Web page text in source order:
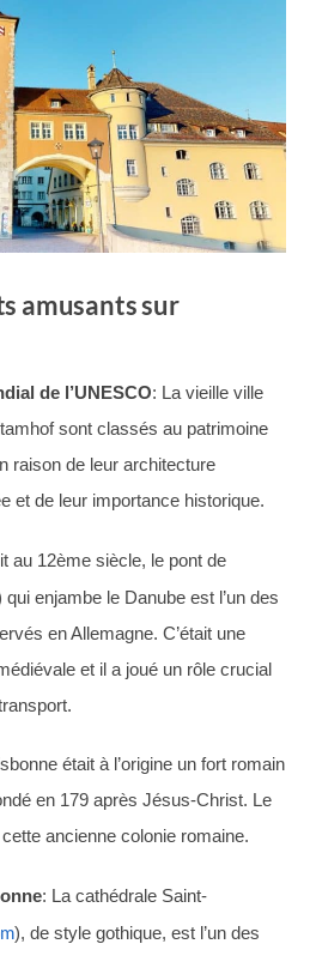
amusants sur
de l’UNESCO: La vieille ville
sont classés au patrimoine
raison de leur architecture
et de leur importance historique.
au 12ème siècle, le pont de
qui enjambe le Danube est l’un des
en Allemagne. C’était une
et il a joué un rôle crucial
était à l’origine un fort romain
en 179 après Jésus-Christ. Le
ancienne colonie romaine.
: La cathédrale Saint-
), de style gothique, est l’un des